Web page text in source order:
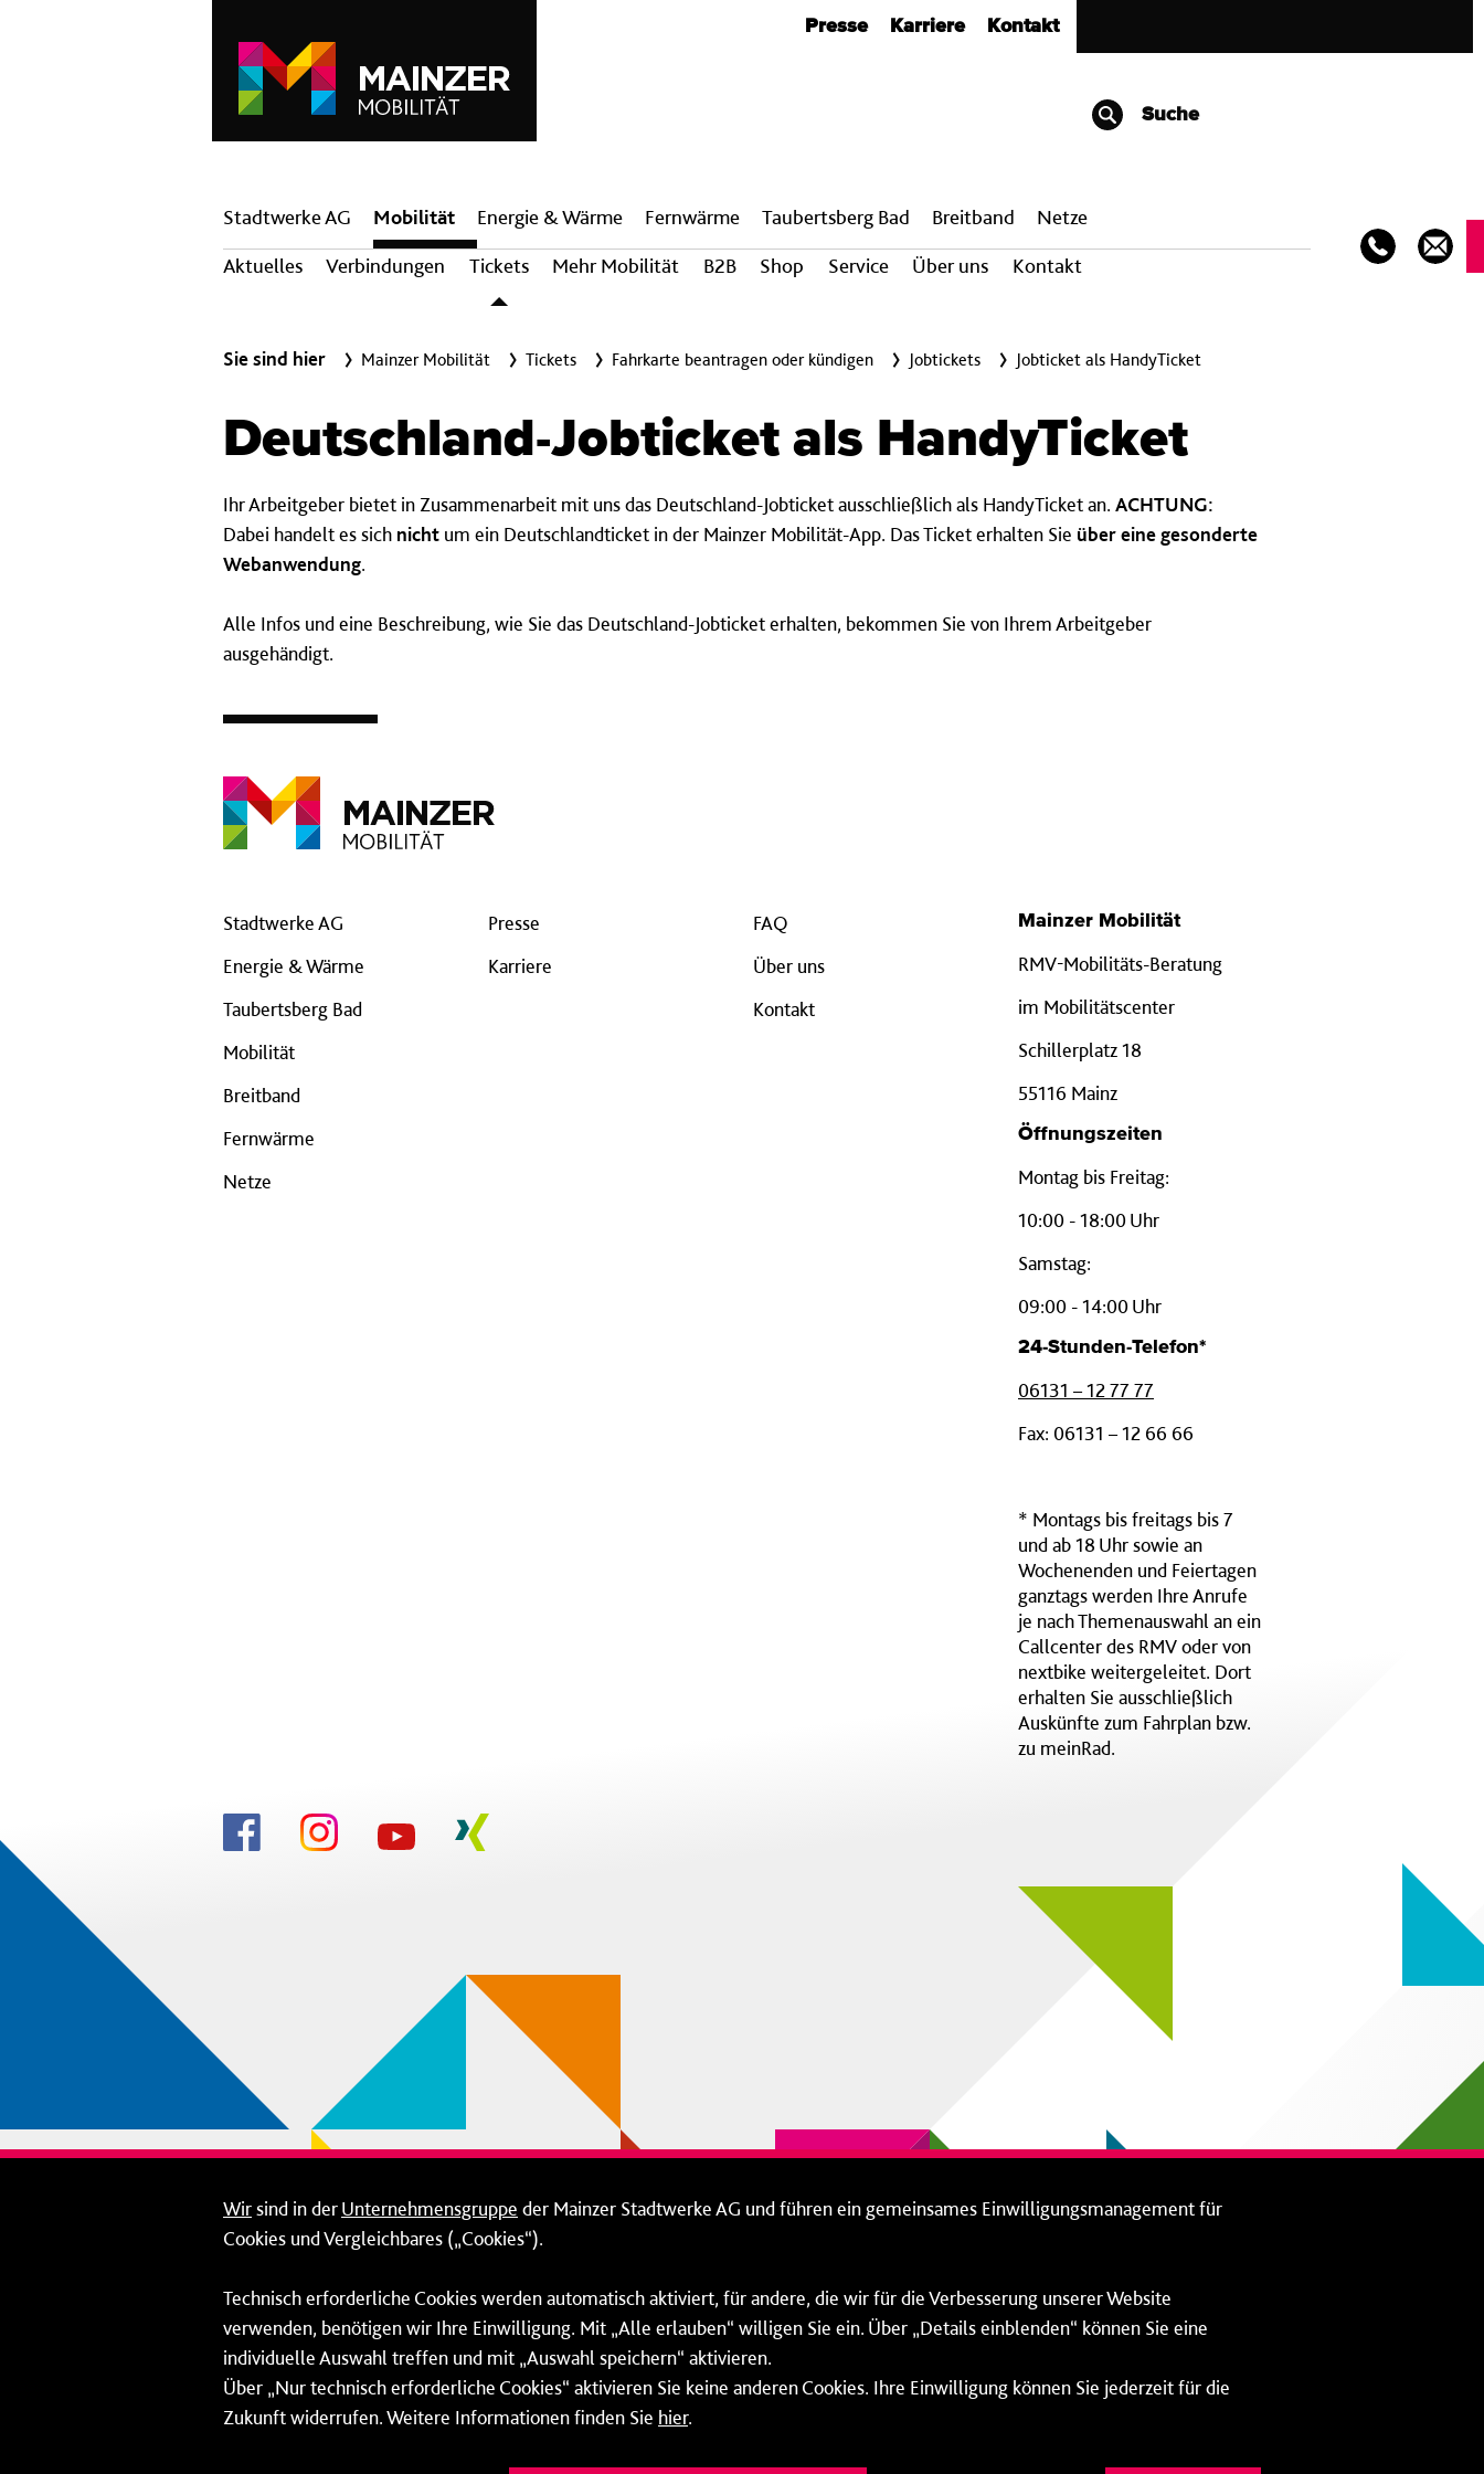
Presse Karriere Kontakt
Suche
Hauptnavigation
Stadtwerke AG
Mobilität
Aktuelles
Verbindungen Tickets Mehr Mobilität B2B Shop Service Über uns Kontakt
Energie & Wärme Fern­wärme Taubertsberg Bad Breit­band Netze
Sie sind hier Mainzer Mobilität Tickets Fahrkarte beantragen oder kündigen Jobtickets Jobticket als HandyTicket
Deutschland-Jobticket als HandyTicket
Ihr Arbeitgeber bietet in Zusammenarbeit mit uns das Deutschland-Jobticket ausschließlich als HandyTicket an. ACHTUNG:
Dabei handelt es sich nicht um ein Deutschlandticket in der Mainzer Mobilität-App. Das Ticket erhalten Sie über eine gesonderte
Webanwendung.
Alle Infos und eine Beschreibung, wie Sie das Deutschland-Jobticket erhalten, bekommen Sie von Ihrem Arbeitgeber
ausgehändigt.
Stadtwerke AG
Energie & Wärme
Taubertsberg Bad
Mobilität
Breitband
Fernwärme
Netze
Presse
Karriere
FAQ
Über uns
Kontakt
Mainzer Mobilität
RMV-Mobilitäts-Beratung
im Mobilitätscenter
Schillerplatz 18
55116 Mainz
Öffnungszeiten
Montag bis Freitag:
10:00 - 18:00 Uhr
Samstag:
09:00 - 14:00 Uhr
24-Stunden-Telefon*
06131 – 12 77 77
Fax: 06131 – 12 66 66
* Montags bis freitags bis 7
und ab 18 Uhr sowie an
Wochenenden und Feiertagen
ganztags werden Ihre Anrufe
je nach Themenauswahl an ein
Callcenter des RMV oder von
nextbike weitergeleitet. Dort
erhalten Sie ausschließlich
Auskünfte zum Fahrplan bzw.
zu meinRad.
Wirsind in derUnternehmensgruppe der Mainzer Stadtwerke AG und führen ein gemeinsames Einwilligungsmanagement für
Cookies und Vergleichbares („Cookies“).
Technisch erforderliche Cookies werden automatisch aktiviert, für andere, die wir für die Verbesserung unserer Website
verwenden, benötigen wir Ihre Einwilligung. Mit „Alle erlauben“ willigen Sie ein. Über „Details einblenden“ können Sie eine
individuelle Auswahl treffen und mit „Auswahl speichern“ aktivieren.
Über „Nur technisch erforderliche Cookies“ aktivieren Sie keine anderen Cookies. Ihre Einwilligung können Sie jederzeit für die
Zukunft widerrufen. Weitere Informationen finden Sie hier.